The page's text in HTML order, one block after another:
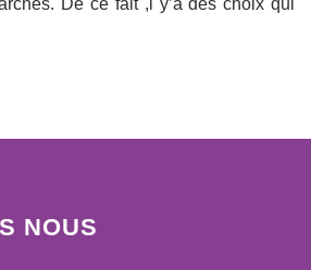
De ce fait ,l y’a des choix qui
NOUS